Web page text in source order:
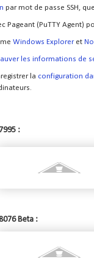
par mot de passe SSH ,
Pageant (PuTTY Agent)
Windows Explorer et
les informations de
la configuration
:
Beta :